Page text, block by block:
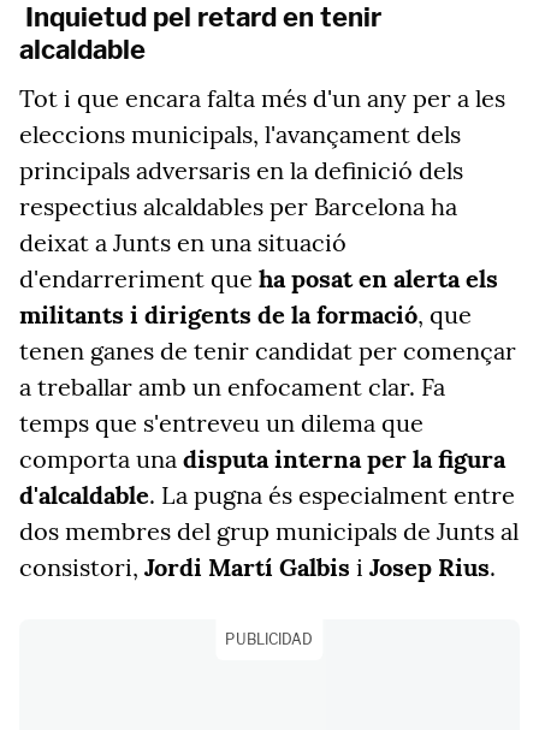
Inquietud pel retard en tenir
alcaldable
Tot i que encara falta més d'un any per a les
eleccions municipals, l'avançament dels
principals adversaris en la definició dels
respectius alcaldables per Barcelona ha
deixat a Junts en una situació
d'endarreriment que ha posat en alerta els
militants i dirigents de la formació, que
tenen ganes de tenir candidat per començar
a treballar amb un enfocament clar. Fa
temps que s'entreveu un dilema que
comporta una disputa interna per la figura
d'alcaldable. La pugna és especialment entre
dos membres del grup municipals de Junts al
consistori, Jordi Martí Galbis i Josep Rius.
PUBLICIDAD